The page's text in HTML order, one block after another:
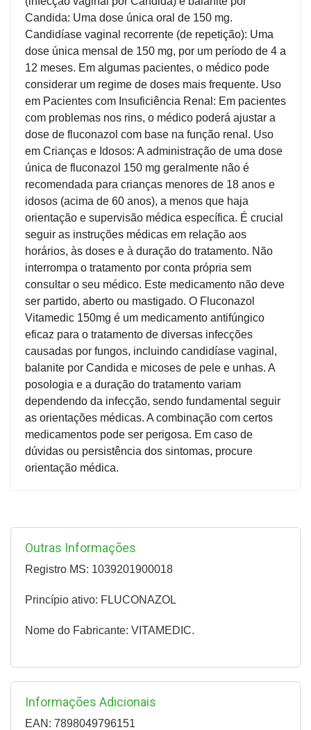
Candida: Uma dose única oral de 150 mg.
Candidíase vaginal recorrente (de repetição): Uma
dose única mensal de 150 mg, por um período de 4 a
12 meses. Em algumas pacientes, o médico pode
considerar um regime de doses mais frequente. Uso
em Pacientes com Insuficiência Renal: Em pacientes
com problemas nos rins, o médico poderá ajustar a
dose de fluconazol com base na função renal. Uso
em Crianças e Idosos: A administração de uma dose
única de fluconazol 150 mg geralmente não é
recomendada para crianças menores de 18 anos e
idosos (acima de 60 anos), a menos que haja
orientação e supervisão médica específica. É crucial
seguir as instruções médicas em relação aos
horários, às doses e à duração do tratamento. Não
interrompa o tratamento por conta própria sem
consultar o seu médico. Este medicamento não deve
ser partido, aberto ou mastigado. O Fluconazol
Vitamedic 150mg é um medicamento antifúngico
eficaz para o tratamento de diversas infecções
causadas por fungos, incluindo candidíase vaginal,
balanite por Candida e micoses de pele e unhas. A
posologia e a duração do tratamento variam
dependendo da infecção, sendo fundamental seguir
as orientações médicas. A combinação com certos
medicamentos pode ser perigosa. Em caso de
dúvidas ou persistência dos sintomas, procure
orientação médica.
Outras Informações
Registro MS: 1039201900018
Princípio ativo: FLUCONAZOL
Nome do Fabricante: VITAMEDIC.
Informações Adicionais
EAN: 7898049796151